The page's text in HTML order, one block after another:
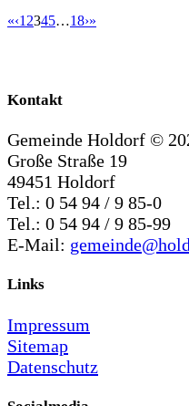
«‹1 2345…18›»
Kontakt
Gemeinde Holdorf ©
Große Straße 19
49451 Holdorf
Tel.: 0 54 94 / 9 85-0
Tel.: 0 54 94 / 9 85-99
E-Mail:
Links
Impressum
Sitemap
Datenschutz